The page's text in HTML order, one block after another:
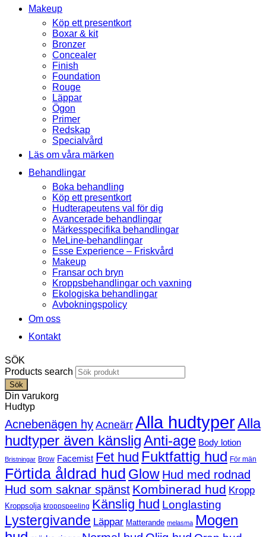
Makeup
Köp ett presentkort
Boxar & kit
Bronzer
Concealer
Finish
Foundation
Rouge
Läppar
Ögon
Primer
Redskap
Specialvård
Läs om våra märken
Behandlingar
Boka behandling
Köp ett presentkort
Hudterapeutens val för dig
Avancerade behandlingar
Märkesspecifika behandlingar
MeLine-behandlingar
Esse Experience – Friskvård
Makeup
Fransar och bryn
Kroppsbehandlingar och vaxning
Ekologiska behandlingar
Avbokningspolicy
Om oss
Kontakt
SÖK
Products search
Sök
Din varukorg
Hudtyp
Acnebenägen hy Acneärr Alla hudtyperAlla
hudtyper även känsligAnti-age Body lotion
Bristningar Brow Facemist Fet hud Fuktfattig hud För män
Förtida åldrad hud Glow Hud med rodnad
Hud som saknar spänst Kombinerad hud Kropp
Kroppsolja kroppspeeling Känslig hud Longlasting
Lystergivande Läppar Matterande melasma Mogen